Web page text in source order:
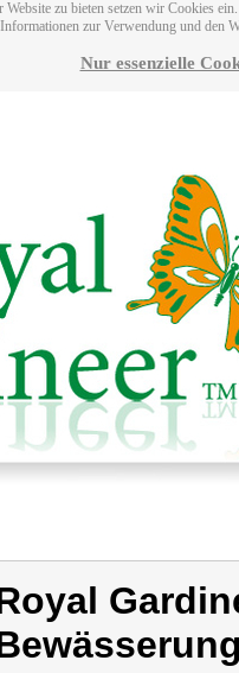
zu bieten setzen wir Cookies
zur Verwendung und den
Nur essenzielle